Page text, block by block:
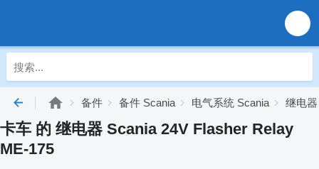
备件 备件 Scania 电气系统 Scania 继电
卡车 的 继电器 Scania 24V Flasher Relay
ME-175